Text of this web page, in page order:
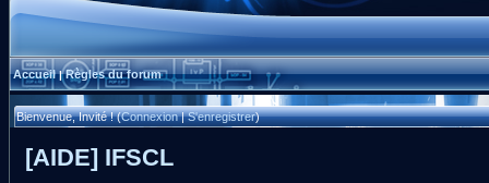
Accueil|Règles du forum
Bienvenue, Invité ! (Connexion|S'enregistrer)
[AIDE] IFSCL